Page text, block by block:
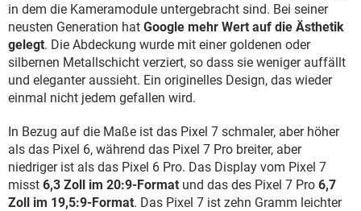
in dem die Kameramodule untergebracht sind. Bei seiner
neusten Generation hat Google mehr Wert auf die Ästhetik
gelegt. Die Abdeckung wurde mit einer goldenen oder
silbernen Metallschicht verziert, so dass sie weniger auffällt
und eleganter aussieht. Ein originelles Design, das wieder
einmal nicht jedem gefallen wird.
In Bezug auf die Maße ist das Pixel 7 schmaler, aber höher
als das Pixel 6, während das Pixel 7 Pro breiter, aber
niedriger ist als das Pixel 6 Pro. Das Display vom Pixel 7
misst 6,3 Zoll im 20:9-Format und das des Pixel 7 Pro 6,7
Zoll im 19,5:9-Format. Das Pixel 7 ist zehn Gramm leichter